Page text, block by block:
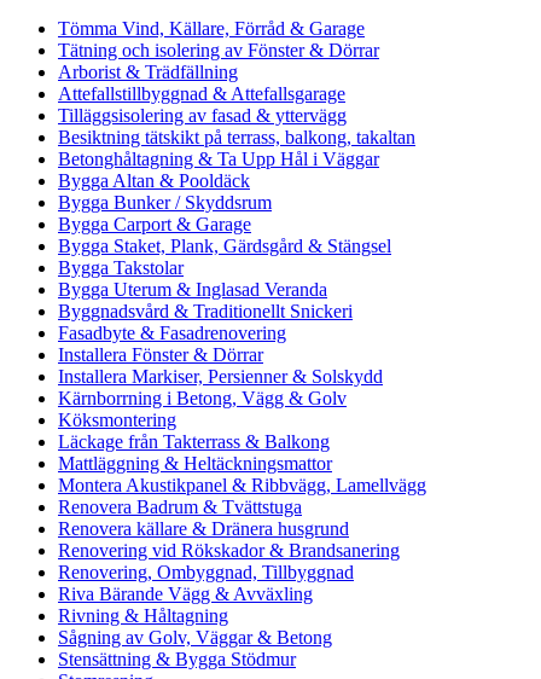
Tömma Vind, Källare, Förråd & Garage
Tätning och isolering av Fönster & Dörrar
Arborist & Trädfällning
Attefallstillbyggnad & Attefallsgarage
Tilläggsisolering av fasad & yttervägg
Besiktning tätskikt på terrass, balkong, takaltan
Betonghåltagning & Ta Upp Hål i Väggar
Bygga Altan & Pooldäck
Bygga Bunker / Skyddsrum
Bygga Carport & Garage
Bygga Staket, Plank, Gärdsgård & Stängsel
Bygga Takstolar
Bygga Uterum & Inglasad Veranda
Byggnadsvård & Traditionellt Snickeri
Fasadbyte & Fasadrenovering
Installera Fönster & Dörrar
Installera Markiser, Persienner & Solskydd
Kärnborrning i Betong, Vägg & Golv
Köksmontering
Läckage från Takterrass & Balkong
Mattläggning & Heltäckningsmattor
Montera Akustikpanel & Ribbvägg, Lamellvägg
Renovera Badrum & Tvättstuga
Renovera källare & Dränera husgrund
Renovering vid Rökskador & Brandsanering
Renovering, Ombyggnad, Tillbyggnad
Riva Bärande Vägg & Avväxling
Rivning & Håltagning
Sågning av Golv, Väggar & Betong
Stensättning & Bygga Stödmur